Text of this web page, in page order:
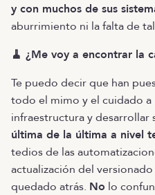
y con muchos de sus
aburrimiento ni la falta de
🧹 ¿Me voy a encontrar la
Te puedo decir que han
todo el mimo y el cuidado a
infraestructura y desarrollar
última de la última a nivel
tedios de las
actualización del
quedado atrás. No lo